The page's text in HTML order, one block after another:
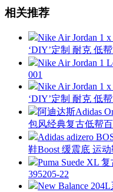
相关推荐
Nike Air Jordan 1
‘DIY’定制 耐克 低
Nike Air Jordan 1
001
Nike Air Jordan 1
‘DIY’定制 耐克 低
阿迪达斯Adidas
包风经典复古低帮
Adidas adizero
鞋Boost 缓震底 运动
Puma Suede XL
395205-22
New Balance